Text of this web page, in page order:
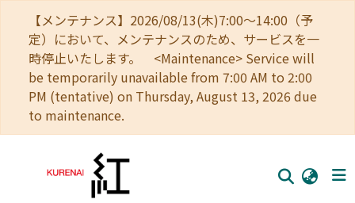
【メンテナンス】2026/08/13(木)7:00～14:00（予
定）において、メンテナンスのため、サービスを一
時停止いたします。 <Maintenance> Service will
be temporarily unavailable from 7:00 AM to 2:00
PM (tentative) on Thursday, August 13, 2026 due
to maintenance.